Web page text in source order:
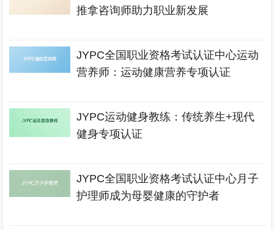
推拿咨询师助力职业新发展
JYPC全国职业资格考试认证中心运动
营养师：运动健康营养专项认证
JYPC运动健身教练：传统养生+现代
健身专项认证
JYPC全国职业资格考试认证中心月子
护理师成为母婴健康的守护者